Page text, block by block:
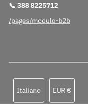
📞 388 8225712
/pages/modulo-b2b
Italiano EUR €